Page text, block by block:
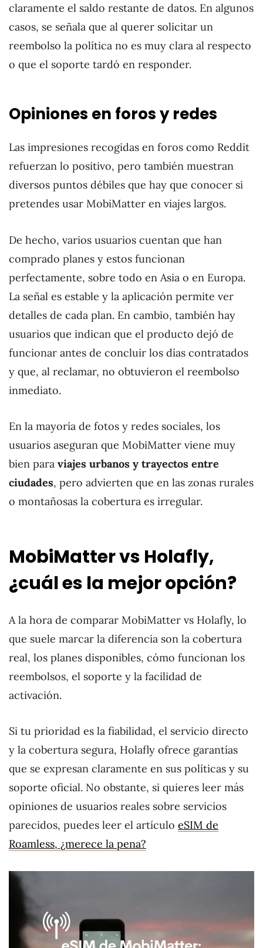
claramente el saldo restante de datos. En algunos
casos, se señala que al querer solicitar un
reembolso la política no es muy clara al respecto
o que el soporte tardó en responder.
Opiniones en foros y redes
Las impresiones recogidas en foros como Reddit
refuerzan lo positivo, pero también muestran
diversos puntos débiles que hay que conocer si
pretendes usar MobiMatter en viajes largos.
De hecho, varios usuarios cuentan que han
comprado planes y estos funcionan
perfectamente, sobre todo en Asia o en Europa.
La señal es estable y la aplicación permite ver
detalles de cada plan. En cambio, también hay
usuarios que indican que el producto dejó de
funcionar antes de concluir los días contratados
y que, al reclamar, no obtuvieron el reembolso
inmediato.
En la mayoría de fotos y redes sociales, los
usuarios aseguran que MobiMatter viene muy
bien para viajes urbanos y trayectos entre
ciudades, pero advierten que en las zonas rurales
o montañosas la cobertura es irregular.
MobiMatter vs Holafly,
¿cuál es la mejor opción?
A la hora de comparar MobiMatter vs Holafly, lo
que suele marcar la diferencia son la cobertura
real, los planes disponibles, cómo funcionan los
reembolsos, el soporte y la facilidad de
activación.
Si tu prioridad es la fiabilidad, el servicio directo
y la cobertura segura, Holafly ofrece garantías
que se expresan claramente en sus políticas y su
soporte oficial. No obstante, si quieres leer más
opiniones de usuarios reales sobre servicios
parecidos, puedes leer el artículo eSIM de
Roamless, ¿merece la pena?